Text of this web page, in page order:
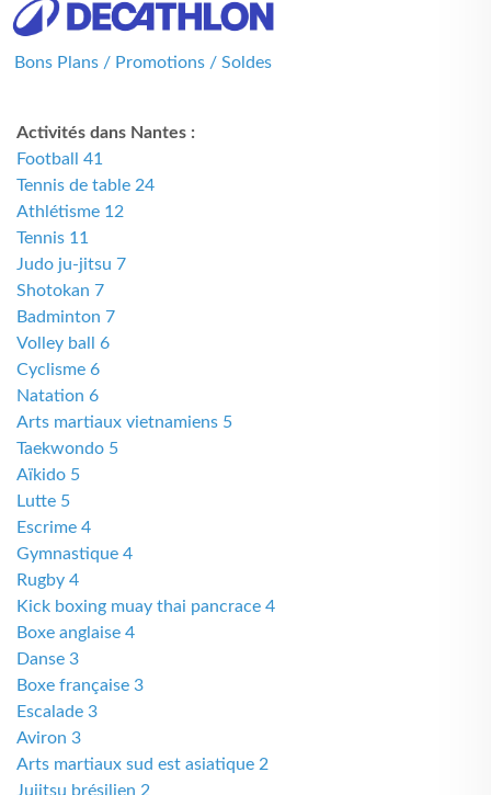
Bons Plans / Promotions / Soldes
Activités dans Nantes :
Football 41
Tennis de table 24
Athlétisme 12
Tennis 11
Judo ju-jitsu 7
Shotokan 7
Badminton 7
Volley ball 6
Cyclisme 6
Natation 6
Arts martiaux vietnamiens 5
Taekwondo 5
Aïkido 5
Lutte 5
Escrime 4
Gymnastique 4
Rugby 4
Kick boxing muay thai pancrace 4
Boxe anglaise 4
Danse 3
Boxe française 3
Escalade 3
Aviron 3
Arts martiaux sud est asiatique 2
Jujitsu brésilien 2